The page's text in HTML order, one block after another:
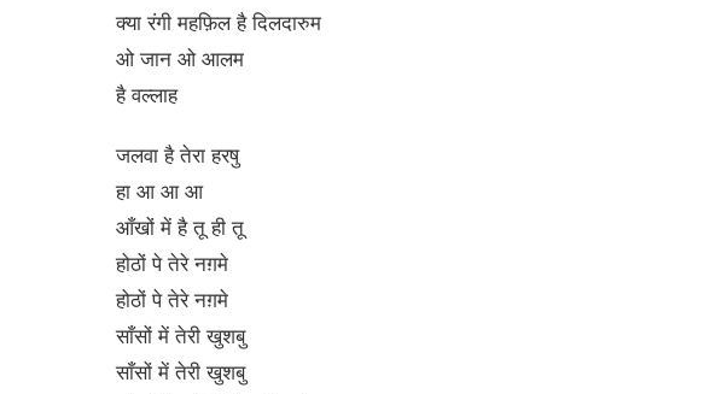
क्या रंगी महफ़िल है दिलदारुम
ओ जान ओ आलम
है वल्लाह
जलवा है तेरा हरषु
हा आ आ आ
आँखों में है तू ही तू
होठों पे तेरे नग़मे
होठों पे तेरे नग़मे
साँसों में तेरी खुशबु
साँसों में तेरी खुशबु